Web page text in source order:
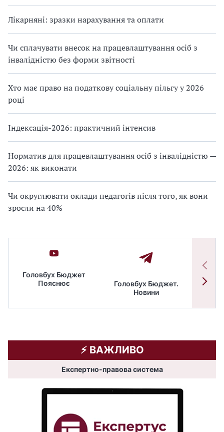
Лікарняні: зразки нарахування та оплати
Чи сплачувати внесок на працевлаштування осіб з
інвалідністю без форми звітності
Хто має право на податкову соціальну пільгу у 2026
році
Індексація-2026: практичний інтенсив
Норматив для працевлаштування осіб з інвалідністю —
2026: як виконати
Чи округлювати оклади педагогів після того, як вони
зросли на 40%
Головбух Бюджет
Пояснює
Головбух Бюджет.
Новини
⚡️ ВАЖЛИВО
Експертно-правова система